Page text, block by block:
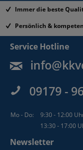
Immer die beste
Persönlich &
Service Hotline
09179 -
Mo - Do: 9:30 - 12:00
13:30 - 17:00
Newsletter